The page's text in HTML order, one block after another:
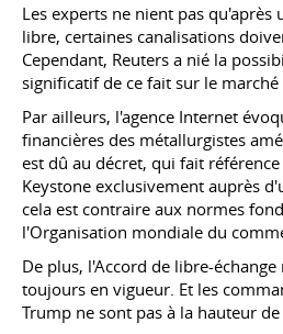
Les experts ne nient pas qu'après
libre, certaines canalisations
Cependant, Reuters a nié la
significatif de ce fait sur le
Par ailleurs, l'agence Internet
financières des métallurgistes
est dû au décret, qui fait
Keystone exclusivement auprès
cela est contraire aux normes
l'Organisation mondiale du
De plus, l'Accord de libre-
toujours en vigueur. Et les
Trump ne sont pas à la hauteur